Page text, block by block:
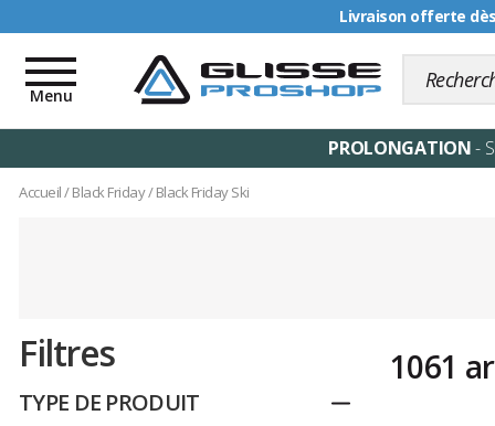
Livraison offerte
Toggle
navigation
Menu
PROLONGATION-
Accueil/Black Friday/Black Friday Ski
Filtres
TYPE DE PRODUIT Replier
1061